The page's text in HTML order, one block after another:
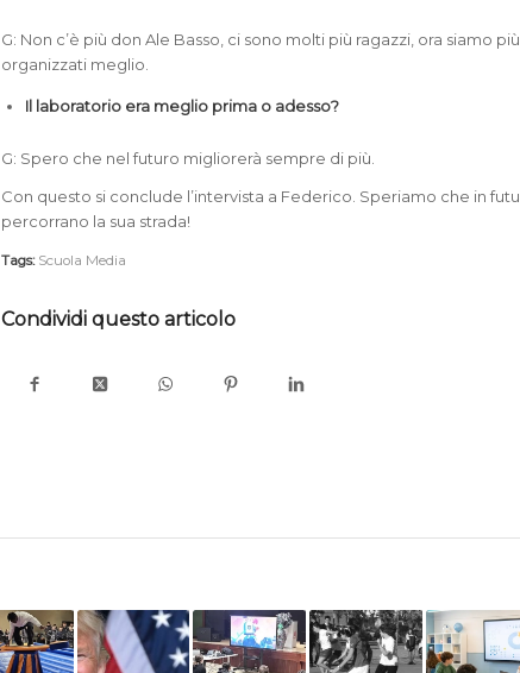
G: Non c’è più don Ale Basso, ci sono molti più ragazzi, ora siamo
organizzati meglio.
Il laboratorio era meglio prima o adesso?
G: Spero che nel futuro migliorerà sempre di più.
Con questo si conclude l’intervista a Federico. Speriamo che in
percorrano la sua strada!
Tags: Scuola Media
Condividi questo articolo